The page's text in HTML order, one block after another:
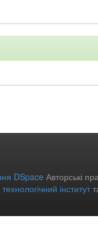
DSpace Авторські
інститут